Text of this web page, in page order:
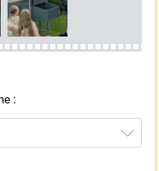
: